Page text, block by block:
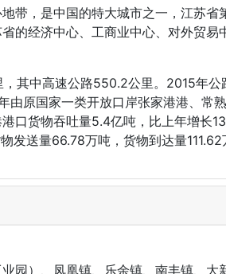
带，是中国的特大城市之一，江苏
的经济中心、工商业中心、对外贸
其中高速公路550.2公里。2015年公
原国家一类开放口岸张家港港、常
口货物吞吐量5.4亿吨，比上年增长
发送量66.78万吨，货物到达量111.62
园）、凤凰镇、乐余镇、南丰镇、大